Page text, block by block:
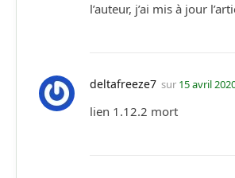
l’auteur, j’ai mis à jour
deltafreeze7 sur 15 avril
lien 1.12.2 mort